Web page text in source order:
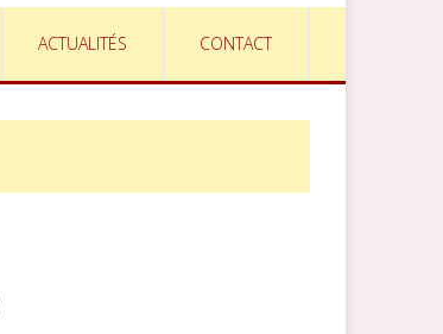
ACTUALITÉS CONTACT